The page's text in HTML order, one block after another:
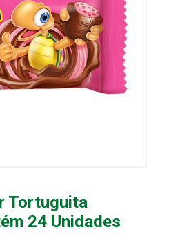
Tortuguita
24 Unidades